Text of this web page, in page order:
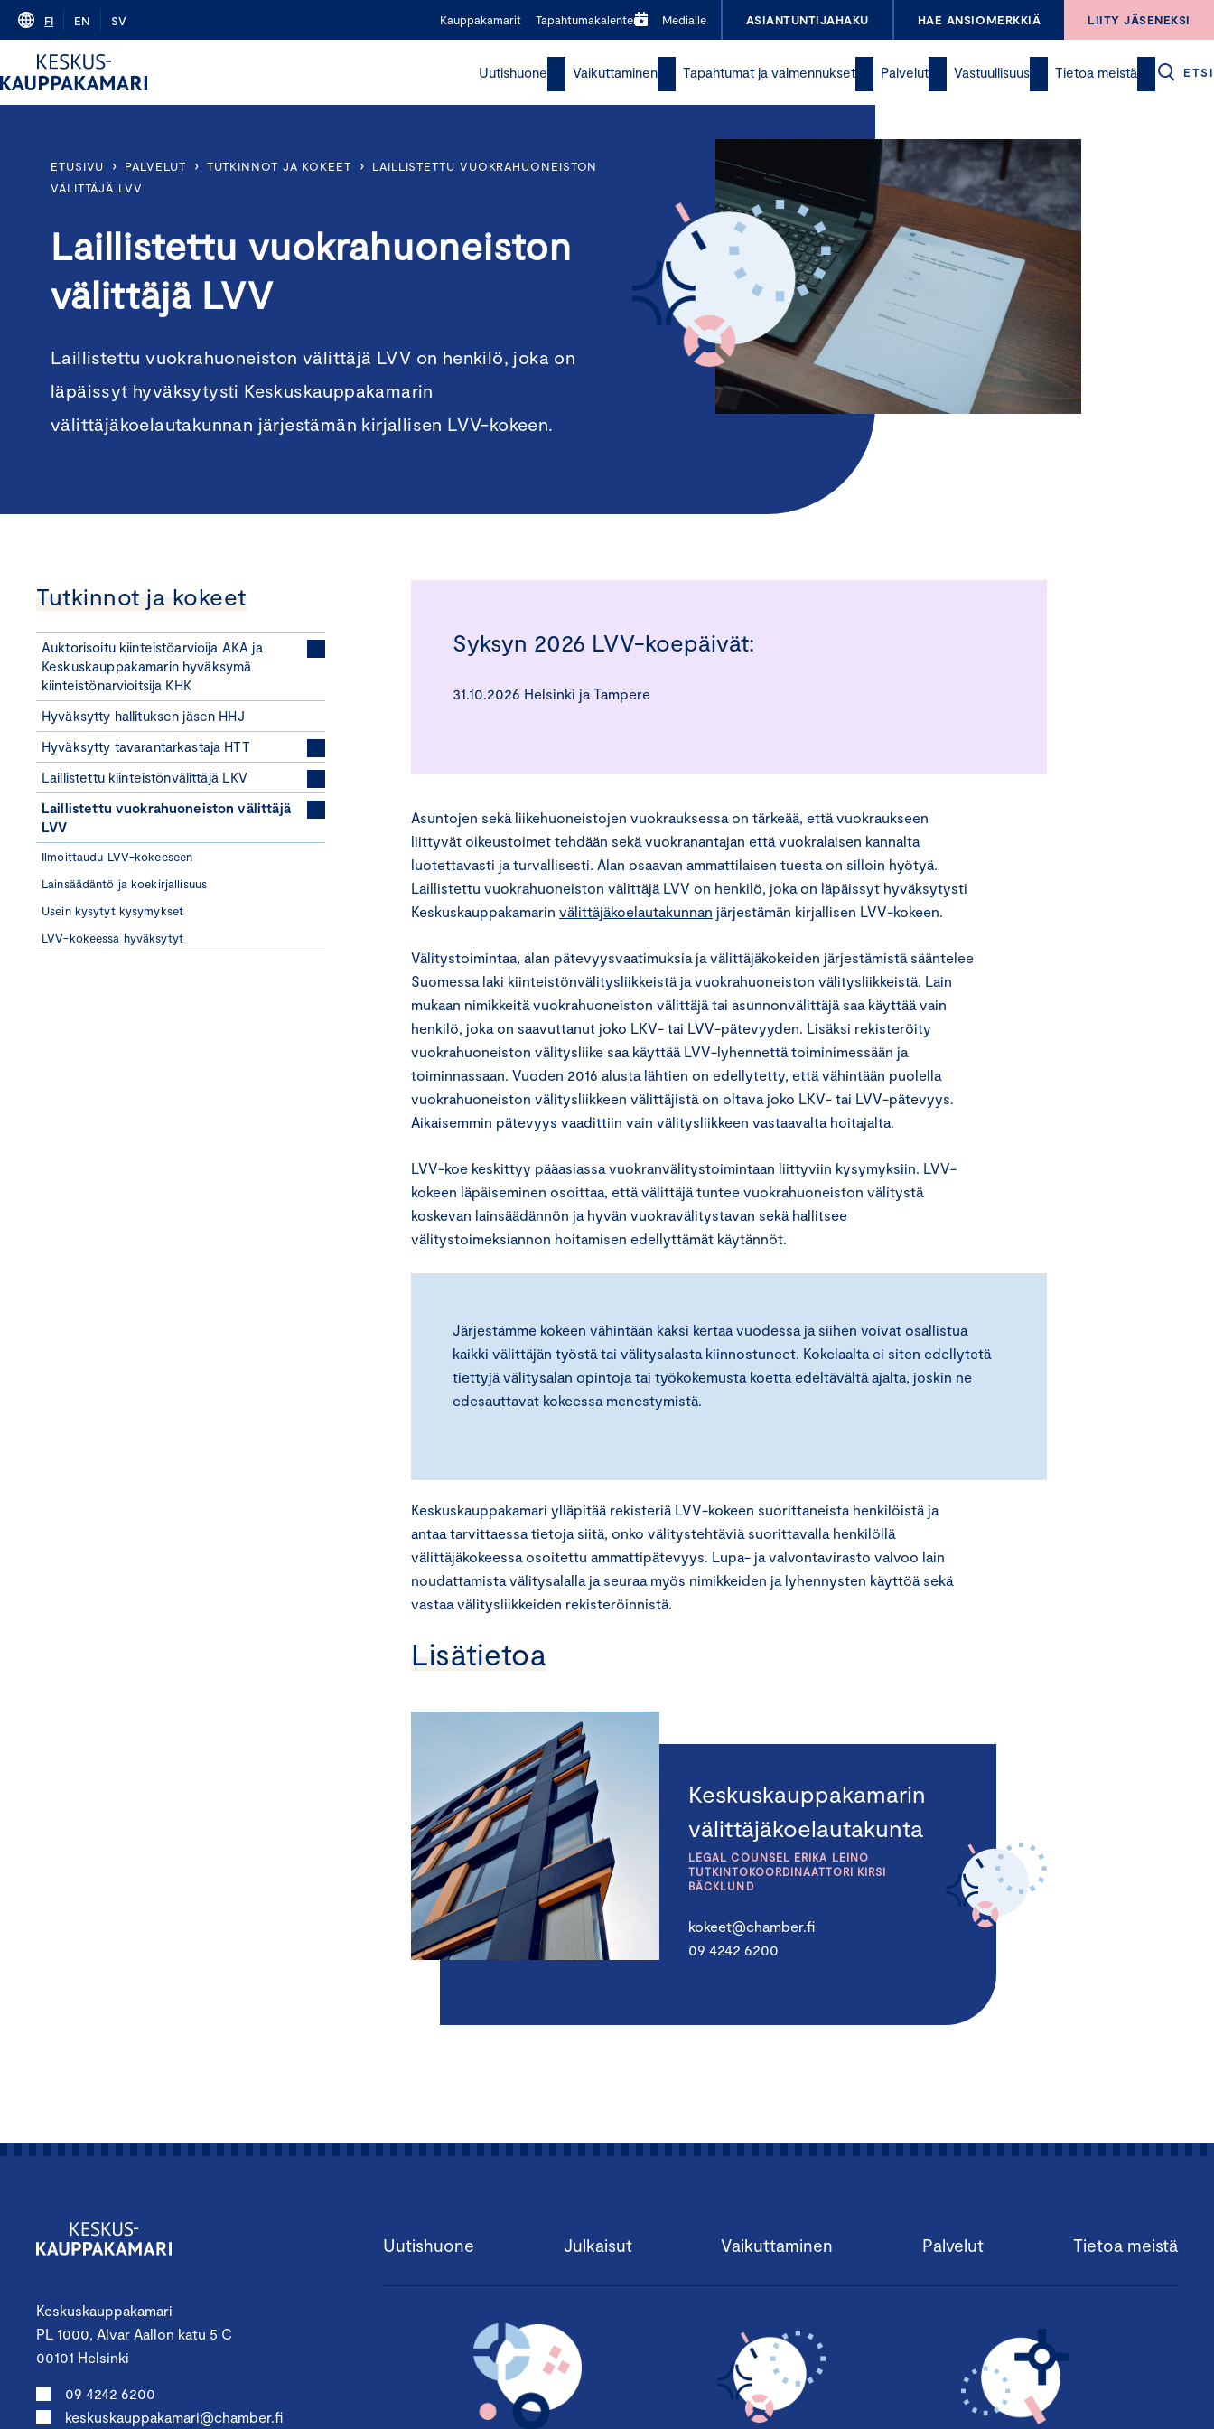
Skip
content
FI EN SV Kauppakamarit Tapahtumakalenteri Medialle ASIANTUNTIJAHAKU HAE ANSIOMERKKIÄ LIITY JÄSENEKSI
Uutishuone Vaikuttaminen Tapahtumat ja valmennukset Palvelut Vastuullisuus Tietoa meistä ETSI
ETUSIVU › PALVELUT › TUTKINNOT JA KOKEET ›
LAILLISTETTU VUOKRAHUONEISTON
VÄLITTÄJÄ LVV
Laillistettu vuokrahuoneiston
välittäjä LVV
Laillistettu vuokrahuoneiston välittäjä LVV on henkilö, joka on
läpäissyt hyväksytysti Keskuskauppakamarin
välittäjäkoelautakunnan järjestämän kirjallisen LVV-kokeen.
Tutkinnot ja kokeet
Auktorisoitu kiinteistöarvioija AKA ja
Keskuskauppakamarin hyväksymä
kiinteistönarvioitsija KHK
Hyväksytty hallituksen jäsen HHJ
Hyväksytty tavarantarkastaja HTT
Laillistettu kiinteistönvälittäjä LKV
Laillistettu vuokrahuoneiston välittäjä
LVV
Ilmoittaudu LVV-kokeeseen
Lainsäädäntö ja koekirjallisuus
Usein kysytyt kysymykset
LVV-kokeessa hyväksytyt
Syksyn 2026 LVV-koepäivät:
31.10.2026 Helsinki ja Tampere
Asuntojen sekä liikehuoneistojen vuokrauksessa on tärkeää, että vuokraukseen
liittyvät oikeustoimet tehdään sekä vuokranantajan että vuokralaisen kannalta
luotettavasti ja turvallisesti. Alan osaavan ammattilaisen tuesta on silloin hyötyä.
Laillistettu vuokrahuoneiston välittäjä LVV on henkilö, joka on läpäissyt hyväksytysti
Keskuskauppakamarin välittäjäkoelautakunnan järjestämän kirjallisen LVV-kokeen.
Välitystoimintaa, alan pätevyysvaatimuksia ja välittäjäkokeiden järjestämistä sääntelee
Suomessa laki kiinteistönvälitysliikkeistä ja vuokrahuoneiston välitysliikkeistä. Lain
mukaan nimikkeitä vuokrahuoneiston välittäjä tai asunnonvälittäjä saa käyttää vain
henkilö, joka on saavuttanut joko LKV- tai LVV-pätevyyden. Lisäksi rekisteröity
vuokrahuoneiston välitysliike saa käyttää LVV-lyhennettä toiminimessään ja
toiminnassaan. Vuoden 2016 alusta lähtien on edellytetty, että vähintään puolella
vuokrahuoneiston välitysliikkeen välittäjistä on oltava joko LKV- tai LVV-pätevyys.
Aikaisemmin pätevyys vaadittiin vain välitysliikkeen vastaavalta hoitajalta.
LVV-koe keskittyy pääasiassa vuokranvälitystoimintaan liittyviin kysymyksiin. LVV-
kokeen läpäiseminen osoittaa, että välittäjä tuntee vuokrahuoneiston välitystä
koskevan lainsäädännön ja hyvän vuokravälitystavan sekä hallitsee
välitystoimeksiannon hoitamisen edellyttämät käytännöt.
Järjestämme kokeen vähintään kaksi kertaa vuodessa ja siihen voivat osallistua
kaikki välittäjän työstä tai välitysalasta kiinnostuneet. Kokelaalta ei siten edellytetä
tiettyjä välitysalan opintoja tai työkokemusta koetta edeltävältä ajalta, joskin ne
edesauttavat kokeessa menestymistä.
Keskuskauppakamari ylläpitää rekisteriä LVV-kokeen suorittaneista henkilöistä ja
antaa tarvittaessa tietoja siitä, onko välitystehtäviä suorittavalla henkilöllä
välittäjäkokeessa osoitettu ammattipätevyys. Lupa- ja valvontavirasto valvoo lain
noudattamista välitysalalla ja seuraa myös nimikkeiden ja lyhennysten käyttöä sekä
vastaa välitysliikkeiden rekisteröinnistä.
Lisätietoa
Keskuskauppakamarin
välittäjäkoelautakunta
LEGAL COUNSEL ERIKA LEINO
TUTKINTOKOORDINAATTORI KIRSI
BÄCKLUND
kokeet@chamber.fi
09 4242 6200
Keskuskauppakamari
PL 1000, Alvar Aallon katu 5 C
00101 Helsinki
09 4242 6200
keskuskauppakamari@chamber.fi
Uutishuone Julkaisut Vaikuttaminen Palvelut Tietoa meistä